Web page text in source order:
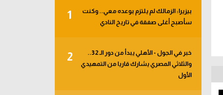
1
بيزيرا: الزمالك لم يلتزم بوعده معي.. وكنت
سأصبح أغلى صفقة في تاريخ النادي
2
خبر في الجول - الأهلي يبدأ من دور الـ 32..
والثلاثي المصري يشارك قاريا من التمهيدي
الأول